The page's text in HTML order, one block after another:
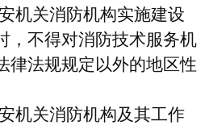
机关消防机构实施建设
，不得对消防技术服务机
律法规规定以外的地区性
机关消防机构及其工作